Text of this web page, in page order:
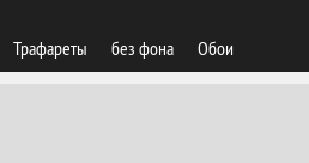
Трафареты без фона Обои